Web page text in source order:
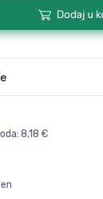
Dodaj u
8,18 €